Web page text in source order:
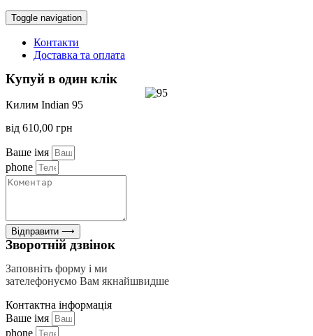
Toggle navigation
Контакти
Доставка та оплата
Купуй в один клік
Килим Indian 95
від 610,00 грн
Ваше імя
phone
Відправити ⟶
Зворотній дзвінок
Заповніть форму і ми
зателефонуємо Вам якнайшвидше
Контактна інформація
Ваше імя
phone